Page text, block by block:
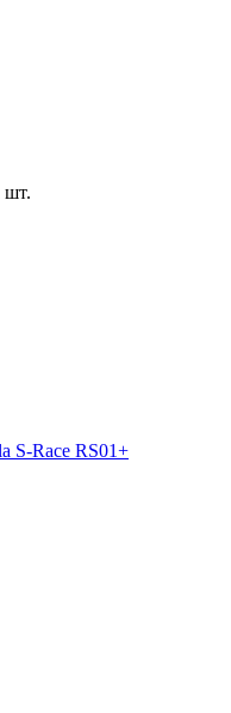
шт.
S-Race RS01+